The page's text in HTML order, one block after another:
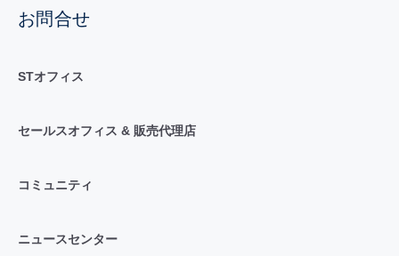
お問合せ
STオフィス
セールスオフィス & 販売代理店
コミュニティ
ニュースセンター